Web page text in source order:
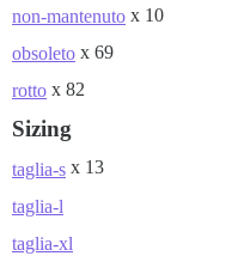
non-mantenuto x 10
obsoleto x 69
rotto x 82
Sizing
taglia-s x 13
taglia-l
taglia-xl